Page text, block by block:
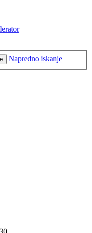
Napredno iskanje